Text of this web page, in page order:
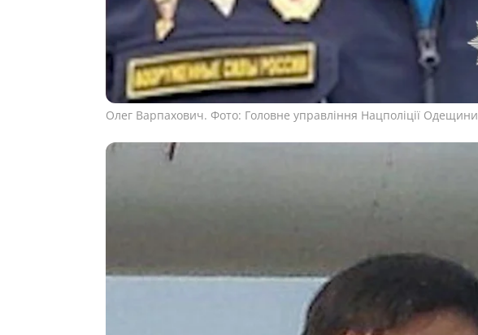
Олег Варпахович. Фото: Головне управління Нацполіції Одещини